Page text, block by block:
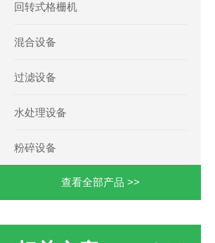
回转式格栅机
混合设备
过滤设备
水处理设备
粉碎设备
查看全部产品 >>